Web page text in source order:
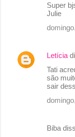
Super
Julie
Letícia
Tati
são
sair
Biba